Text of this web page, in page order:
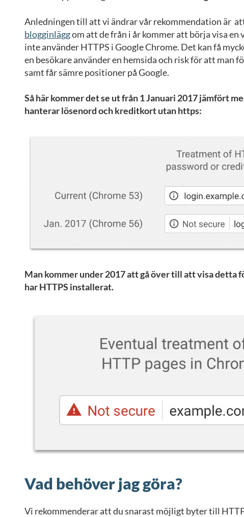
Anledningen till att vi ändrar vår rekommendation är
blogginläggom att de från i år kommer att börja visa en
inte använder HTTPS i Google Chrome. Det kan få
en besökare använder en hemsida och risk för att man
samt får sämre positioner på Google.
Så här kommer det se ut från 1 Januari 2017 jämfört
hanterar lösenord och kreditkort utan https:
Man kommer under 2017 att gå över till att visa detta
har HTTPS installerat.
Vad behöver jag göra?
Vi rekommenderar att du snarast möjligt byter till